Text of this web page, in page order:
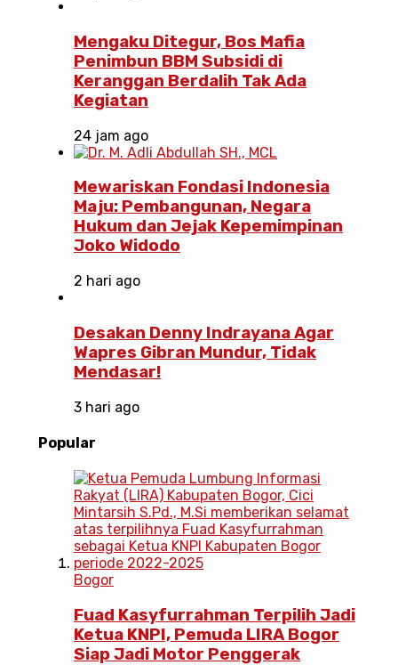
Mengaku Ditegur, Bos Mafia
Penimbun BBM Subsidi di
Keranggan Berdalih Tak Ada
Kegiatan
24 jam ago
Mewariskan Fondasi Indonesia
Maju: Pembangunan, Negara
Hukum dan Jejak Kepemimpinan
Joko Widodo
2 hari ago
Desakan Denny Indrayana Agar
Wapres Gibran Mundur, Tidak
Mendasar!
3 hari ago
Popular
Bogor
Fuad Kasyfurrahman Terpilih Jadi
Ketua KNPI, Pemuda LIRA Bogor
Siap Jadi Motor Penggerak